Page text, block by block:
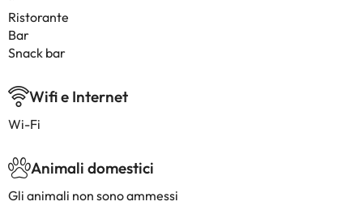
Ristorante
Bar
Snack bar
Wifi e Internet
Wi-Fi
Animali domestici
Gli animali non sono ammessi